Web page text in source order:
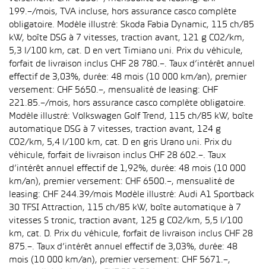
199.–/mois, TVA incluse, hors assurance casco complète
obligatoire. Modèle illustré: Skoda Fabia Dynamic, 115 ch/85
kW, boîte DSG à 7 vitesses, traction avant, 121 g CO2/km,
5,3 l/100 km, cat. D en vert Timiano uni. Prix du véhicule,
forfait de livraison inclus CHF 28 780.–. Taux d’intérêt annuel
effectif de 3,03%, durée: 48 mois (10 000 km/an), premier
versement: CHF 5650.–, mensualité de leasing: CHF
221.85.–/mois, hors assurance casco complète obligatoire.
Modèle illustré: Volkswagen Golf Trend, 115 ch/85 kW, boîte
automatique DSG à 7 vitesses, traction avant, 124 g
CO2/km, 5,4 l/100 km, cat. D en gris Urano uni. Prix du
véhicule, forfait de livraison inclus CHF 28 602.–. Taux
d’intérêt annuel effectif de 1,92%, durée: 48 mois (10 000
km/an), premier versement: CHF 6500.–, mensualité de
leasing: CHF 244.39/mois Modèle illustré: Audi A1 Sportback
30 TFSI Attraction, 115 ch/85 kW, boîte automatique à 7
vitesses S tronic, traction avant, 125 g CO2/km, 5,5 l/100
km, cat. D. Prix du véhicule, forfait de livraison inclus CHF 28
875.–. Taux d’intérêt annuel effectif de 3,03%, durée: 48
mois (10 000 km/an), premier versement: CHF 5671.–,